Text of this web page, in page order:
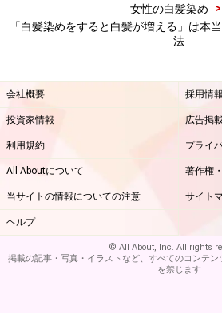
カラーリングのダメージ
ブリーチやヘアカラー（永久染毛
担が大きいので、ダメージを最低
来るだけヘアサロンでプロに行っ
します。またカラーリングした日
執筆ガイド 田村 マナ
女性の白髪染め
>
「白髪染めをすると白髪が増える」は本
法
会社概要 採用情報
投資家情報 広告掲
利用規約 プライ
All Aboutについて 著作権
当サイトの情報についての注意 サイト
ヘルプ
© All About, Inc. All rights
掲載の記事・写真・イラストなど、すべてのコンテ
を禁じます